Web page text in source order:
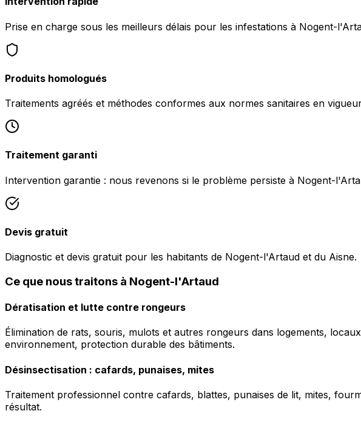
Prise en charge sous les meilleurs délais pour les infestations à Nogent-
Produits homologués
Traitements agréés et méthodes conformes aux normes sanitaires en
Traitement garanti
Intervention garantie : nous revenons si le problème persiste à Nogent-
Devis gratuit
Diagnostic et devis gratuit pour les habitants de Nogent-l'Artaud et du Aisne.
Ce que nous traitons à Nogent-l'Artaud
Dératisation et lutte contre rongeurs
Élimination de rats, souris, mulots et autres rongeurs dans logements,
environnement, protection durable des bâtiments.
Désinsectisation : cafards, punaises, mites
Traitement professionnel contre cafards, blattes, punaises de lit, mites,
résultat.